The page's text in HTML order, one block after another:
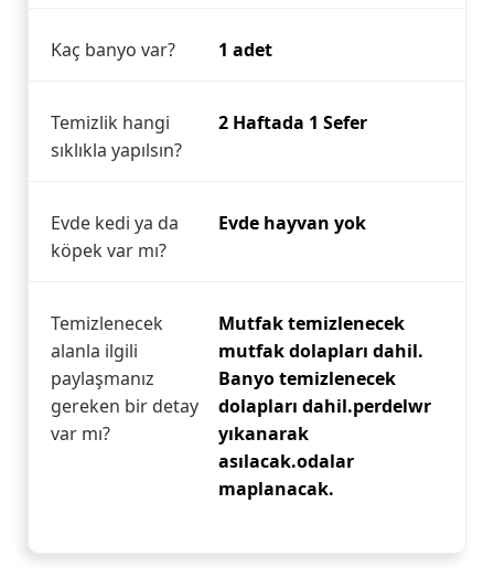
Kaç banyo var? 1 adet
Temizlik hangi
sıklıkla yapılsın?
2 Haftada 1 Sefer
Evde kedi ya da
köpek var mı?
Evde hayvan yok
Temizlenecek
alanla ilgili
paylaşmanız
gereken bir detay
var mı?
Mutfak temizlenecek
mutfak dolapları dahil.
Banyo temizlenecek
dolapları dahil.perdelwr
yıkanarak
asılacak.odalar
maplanacak.